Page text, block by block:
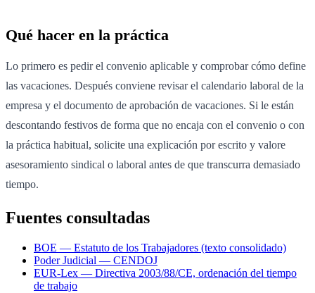
Qué hacer en la práctica
Lo primero es pedir el convenio aplicable y comprobar cómo define
las vacaciones. Después conviene revisar el calendario laboral de la
empresa y el documento de aprobación de vacaciones. Si le están
descontando festivos de forma que no encaja con el convenio o con
la práctica habitual, solicite una explicación por escrito y valore
asesoramiento sindical o laboral antes de que transcurra demasiado
tiempo.
Fuentes consultadas
BOE — Estatuto de los Trabajadores (texto consolidado)
Poder Judicial — CENDOJ
EUR-Lex — Directiva 2003/88/CE, ordenación del tiempo
de trabajo